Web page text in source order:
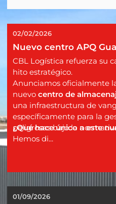
02/02/2026
Nuevo centro APQ
CBL Logística refuerza su
hito estratégico.
Anunciamos oficialmente
nuevo centro de
una infraestructura de
específicamente para la
peligrosas bajo la
¿Qué hace único a este
Hemos di...
01/09/2026